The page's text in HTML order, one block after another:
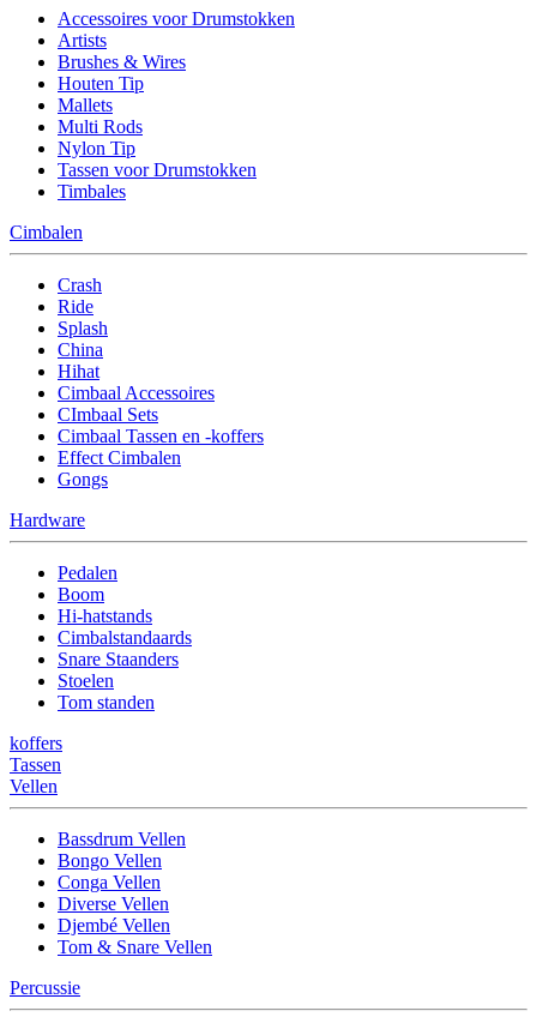
Accessoires voor Drumstokken
Artists
Brushes & Wires
Houten Tip
Mallets
Multi Rods
Nylon Tip
Tassen voor Drumstokken
Timbales
Cimbalen
Crash
Ride
Splash
China
Hihat
Cimbaal Accessoires
CImbaal Sets
Cimbaal Tassen en -koffers
Effect Cimbalen
Gongs
Hardware
Pedalen
Boom
Hi-hatstands
Cimbalstandaards
Snare Staanders
Stoelen
Tom standen
koffers
Tassen
Vellen
Bassdrum Vellen
Bongo Vellen
Conga Vellen
Diverse Vellen
Djembé Vellen
Tom & Snare Vellen
Percussie